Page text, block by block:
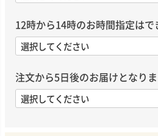
必
須
)
12時から14時のお時間指定はで
注文から5日後のお届けとなり